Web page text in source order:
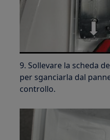
9. Sollevare la scheda
per sganciarla dal
controllo.